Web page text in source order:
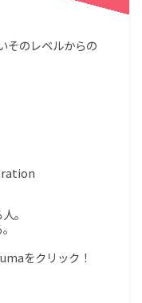
のレベルからの
。
をクリック！